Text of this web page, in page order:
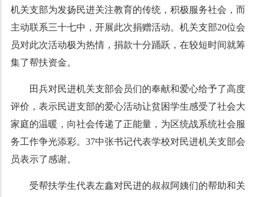
机关支部为发扬民进关注教育的传统，积极服务社会，而
主动联系三十七中，开展此次捐赠活动。机关支部20位会
员对此次活动极为热情，捐款十分踊跃，在较短时间就筹
集了帮扶资金。
田兵对民进机关支部会员们的奉献和爱心给予了高度
评价，表示民进支部的爱心活动让贫困学生感受了社会大
家庭的温暖，向社会传递了正能量，为区统战系统社会服
务工作争光添彩。37中张书记代表学校对民进机关支部会
员表示了感谢。
受帮扶学生代表左鑫对民进的叔叔阿姨们的帮助和关